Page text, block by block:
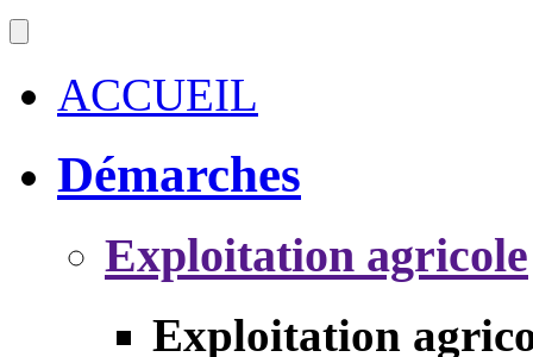
ACCUEIL
Démarches
Exploitation agricole
Exploitation